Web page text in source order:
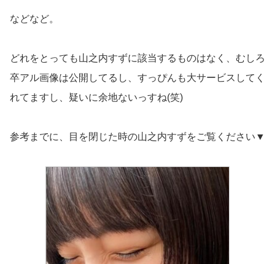
などなど。
どれをとっても山之内すずに該当するものはなく、むしろ
卒アル画像は公開してるし、すっぴんも大サービスしてく
れてますし、疑いに余地ないっすね(笑)
参考までに、目を閉じた時の山之内すずをご覧ください▼